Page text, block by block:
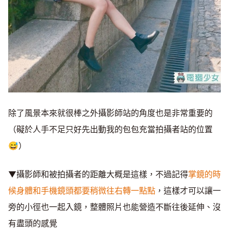
除了風景本來就很棒之外攝影師站的角度也是非常重要的
（礙於人手不足只好先出動我的包包充當拍攝者站的位置
😅）
▼攝影師和被拍攝者的距離大概是這樣，不過記得掌鏡的時
候身體和手機鏡頭都要稍微往右轉一點點 ，這樣才可以讓一
旁的小徑也一起入鏡，整體照片也能營造不斷往後延伸、沒
有盡頭的感覺